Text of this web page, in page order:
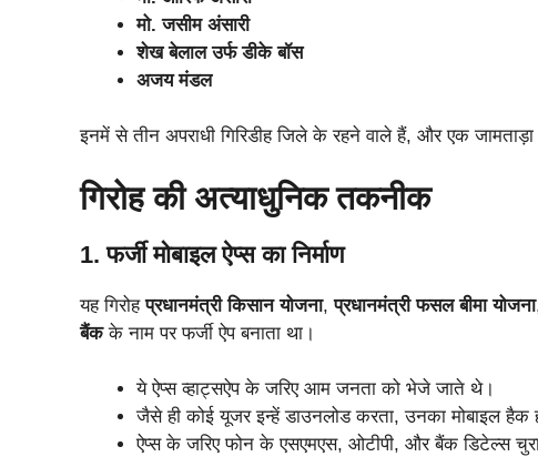
मो. जसीम अंसारी
शेख बेलाल उर्फ डीके बॉस
अजय मंडल
इनमें से तीन अपराधी गिरिडीह जिले के रहने वाले हैं, और एक जामताड़ा
गिरोह की अत्याधुनिक तकनीक
1. फर्जी मोबाइल ऐप्स का निर्माण
यह गिरोहप्रधानमंत्री किसान योजना,प्रधानमंत्री फसल बीमा योजना
बैंकके नाम पर फर्जी ऐप बनाता था।
ये ऐप्स व्हाट्सऐप के जरिए आम जनता को भेजे जाते थे।
जैसे ही कोई यूजर इन्हें डाउनलोड करता, उनका मोबाइल हैक
ऐप्स के जरिए फोन के एसएमएस, ओटीपी, और बैंक डिटेल्स